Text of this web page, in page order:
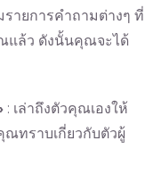
ายการคำถามต่างๆ ที่
แล้ว ดังนั้นคุณจะได้
: เล่าถึงตัวคุณเองให้
ทราบเกี่ยวกับตัวผู้